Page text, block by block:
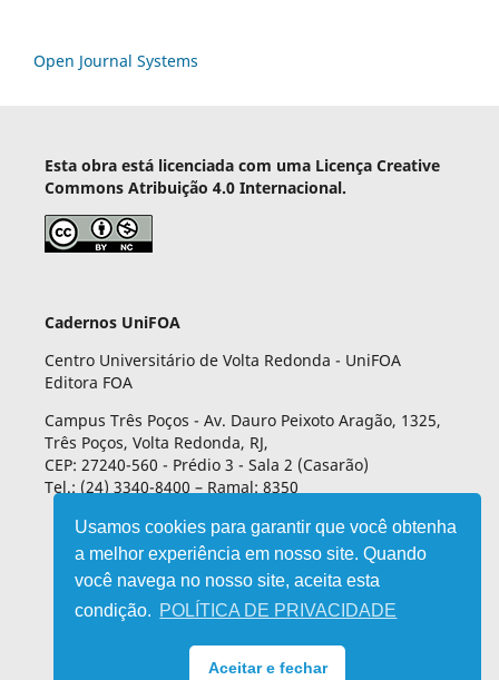
Usamos cookies para garantir que você obtenha
a melhor experiência em nosso site. Quando
você navega no nosso site, aceita esta
condição. POLÍTICA DE PRIVACIDADE
Aceitar e fechar
Open Journal Systems
Esta obra está licenciada com uma Licença Creative
Commons Atribuição 4.0 Internacional.
Cadernos UniFOA
Centro Universitário de Volta Redonda - UniFOA
Editora FOA
Campus Três Poços - Av. Dauro Peixoto Aragão, 1325,
Três Poços, Volta Redonda, RJ,
CEP: 27240-560 - Prédio 3 - Sala 2 (Casarão)
Tel.: (24) 3340-8400 – Ramal: 8350